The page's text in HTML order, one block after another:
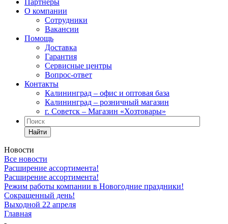
Партнеры
О компании
Сотрудники
Вакансии
Помощь
Доставка
Гарантия
Сервисные центры
Вопрос-ответ
Контакты
Калининград – офис и оптовая база
Калининград – розничный магазин
г. Советск – Магазин «Хозтовары»
Найти
Новости
Все новости
Расширение ассортимента!
Расширение ассортимента!
Режим работы компании в Новогодние праздники!
Сокращенный день!
Выходной 22 апреля
Главная